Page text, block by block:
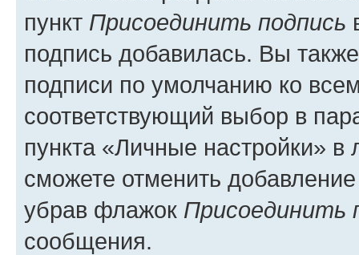
пункт Присоединить подпись
подпись добавилась. Вы
подписи по умолчанию ко
соответствующий выбор в
пункта «Личные настройки»
сможете отменить
убрав флажок Присоединить
сообщения.